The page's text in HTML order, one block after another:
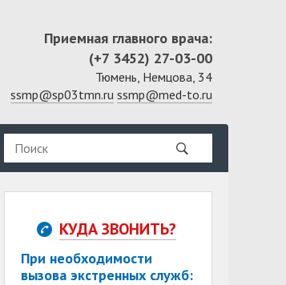
Приемная главного врача:
(+7 3452) 27-03-00
Тюмень, Немцова, 34
ssmp@sp03tmn.ru ssmp@med-to.ru
КУДА ЗВОНИТЬ?
При необходимости
вызова экстренных служб: